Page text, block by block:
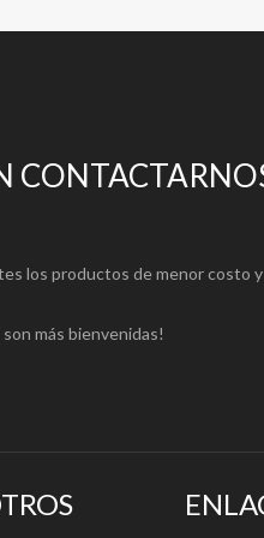
200 g/m²
https://
los productos de menor costo
más bienvenidas!